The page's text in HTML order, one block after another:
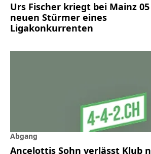
Urs Fischer kriegt bei Mainz
neuen Stürmer eines
Ligakonkurrenten
Abgang
Ancelottis Sohn verlässt Klub